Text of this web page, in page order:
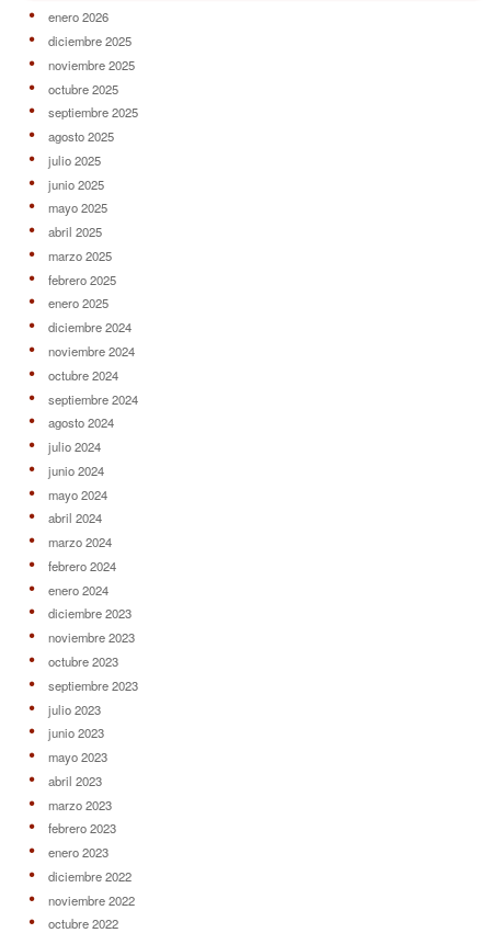
enero 2026
diciembre 2025
noviembre 2025
octubre 2025
septiembre 2025
agosto 2025
julio 2025
junio 2025
mayo 2025
abril 2025
marzo 2025
febrero 2025
enero 2025
diciembre 2024
noviembre 2024
octubre 2024
septiembre 2024
agosto 2024
julio 2024
junio 2024
mayo 2024
abril 2024
marzo 2024
febrero 2024
enero 2024
diciembre 2023
noviembre 2023
octubre 2023
septiembre 2023
julio 2023
junio 2023
mayo 2023
abril 2023
marzo 2023
febrero 2023
enero 2023
diciembre 2022
noviembre 2022
octubre 2022